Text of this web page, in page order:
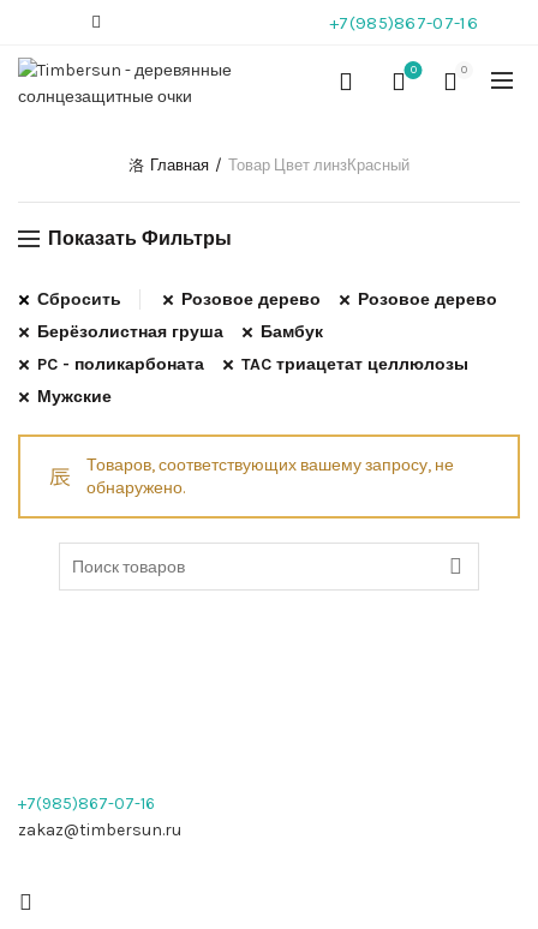
+7(985)867-07-16
0 0
Главная Товар Цвет линзКрасный
Показать Фильтры
Сбросить Розовое дерево
Розовое дерево
Берёзолистная груша
Бамбук
PC - поликарбоната
TAC триацетат целлюлозы
Мужские
Товаров, соответствующих вашему запросу, не
обнаружено.
+7(985)867-07-16
zakaz@timbersun.ru